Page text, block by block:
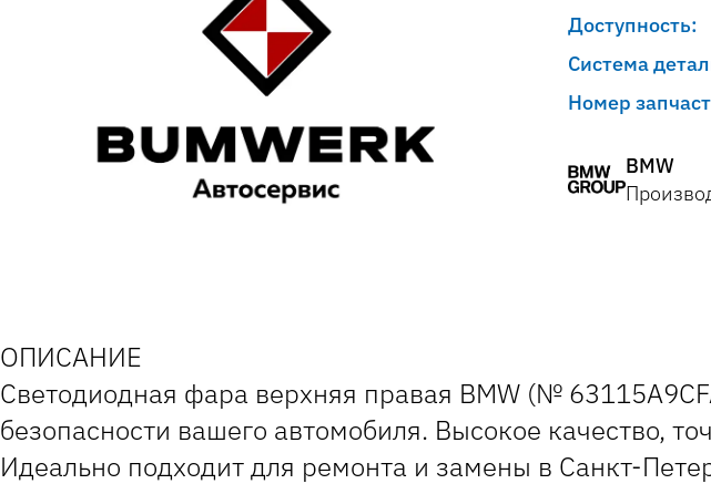
Доступность:
Система
Номер
BMW
ОПИСАНИЕ
Светодиодная фара верхняя правая BMW (№
безопасности вашего автомобиля. Высокое качество,
Идеально подходит для ремонта и замены в Санкт-